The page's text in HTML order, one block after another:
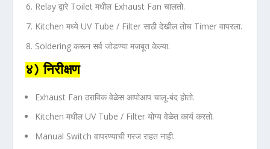
Relay द्वारे Toilet मधील Exhaust Fan चालतो.
Kitchen मध्ये UV Tube / Filter साठी देखील तोच Timer वापरला.
Soldering करून सर्व जोडण्या मजबूत केल्या.
४) निरीक्षण
Exhaust Fan ठराविक वेळेस आपोआप चालू-बंद होतो.
Kitchen मधील UV Tube / Filter योग्य वेळेत कार्य करतो.
Manual Switch वापरण्याची गरज राहत नाही.